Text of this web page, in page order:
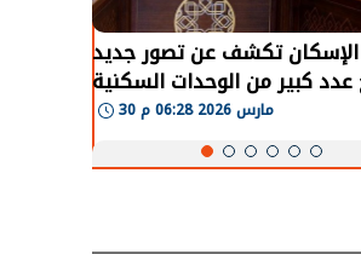
الإسكان تكشف عن تصور جديد
كبير من الوحدات السكنية
بنظام الإيجار 30 مارس 2026 06:28 م